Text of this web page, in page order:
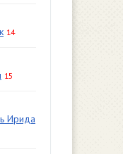
14
15
Ирида